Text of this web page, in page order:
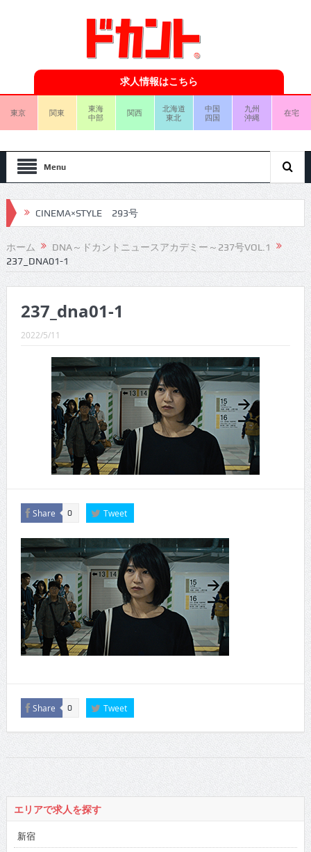
求人情報はこちら
東京 関東
東海
中部
関西
北海道
東北
中国
四国
九州
沖縄
在宅
Menu
CINEMA×STYLE 293号
CINEMA×STYLE 292号
CINEMA×STYLE 291号
CINEMA×STYLE 289号
CINEMA×STYLE 287号
CINEMA×STYLE 286号
CINEMA×STYLE 285号
CINEMA×STYLE 294号
ホーム
DNA～ドカントニュースアカデミー～237号VOL.1
237_DNA01-1
237_dna01-1
2022/5/11
Share 0 Tweet
Share 0 Tweet
エリアで求人を探す
新宿